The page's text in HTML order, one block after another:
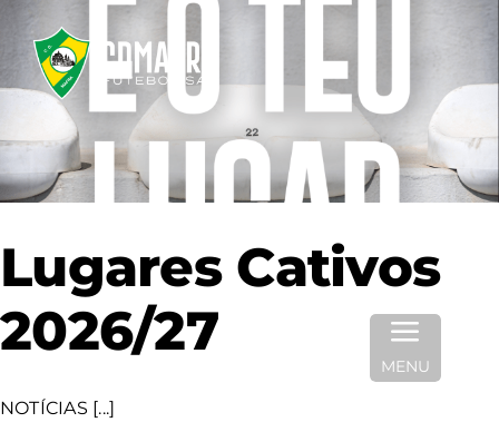
Skip
content
MENU
Lugares Cativos
2026/27
NOTÍCIAS [...]